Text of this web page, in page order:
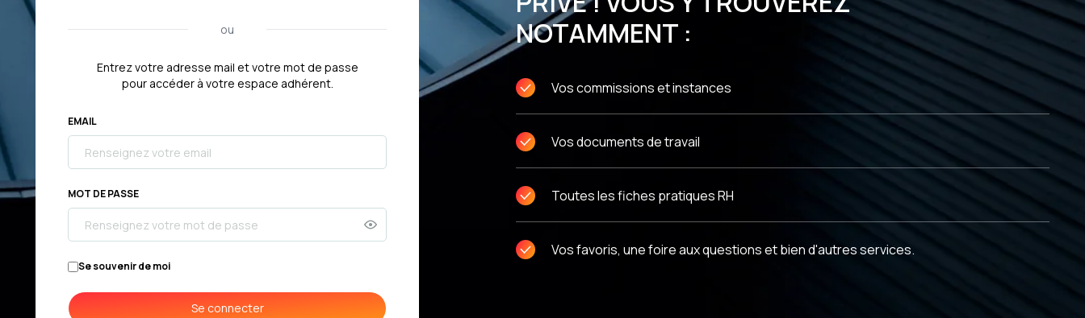
en échanges et en décisions
ou
Entrez votre adresse mail et votre mot de passe
pour accéder à votre espace adhérent.
EMAIL
MOT DE PASSE
Se souvenir de moi
Se connecter
NOTAMMENT :
Vos commissions et instances
Vos documents de travail
Toutes les fiches pratiques RH
Vos favoris, une foire aux questions et bien d'autres services.